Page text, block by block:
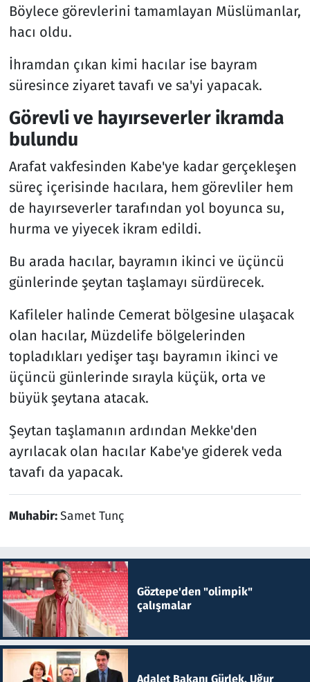
Böylece görevlerini tamamlayan Müslümanlar,
hacı oldu.
İhramdan çıkan kimi hacılar ise bayram
süresince ziyaret tavafı ve sa'yi yapacak.
Görevli ve hayırseverler ikramda
bulundu
Arafat vakfesinden Kabe'ye kadar gerçekleşen
süreç içerisinde hacılara, hem görevliler hem
de hayırseverler tarafından yol boyunca su,
hurma ve yiyecek ikram edildi.
Bu arada hacılar, bayramın ikinci ve üçüncü
günlerinde şeytan taşlamayı sürdürecek.
Kafileler halinde Cemerat bölgesine ulaşacak
olan hacılar, Müzdelife bölgelerinden
topladıkları yedişer taşı bayramın ikinci ve
üçüncü günlerinde sırayla küçük, orta ve
büyük şeytana atacak.
Şeytan taşlamanın ardından Mekke'den
ayrılacak olan hacılar Kabe'ye giderek veda
tavafı da yapacak.
Muhabir:Samet Tunç
Göztepe'den "olimpik"
çalışmalar
Adalet Bakanı Gürlek, Uğur